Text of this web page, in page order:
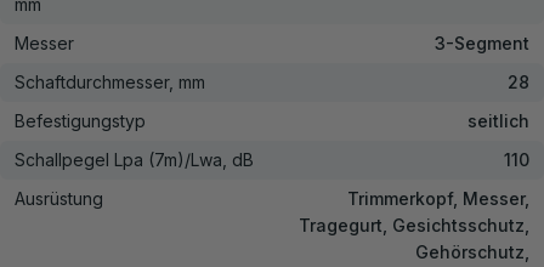
mm
Messer
3-Segment
Schaftdurchmesser, mm
28
Befestigungstyp
seitlich
Schallpegel Lpa (7m)/Lwa, dB
110
Ausrüstung
Trimmerkopf, Messer,
Tragegurt, Gesichtsschutz,
Gehörschutz,